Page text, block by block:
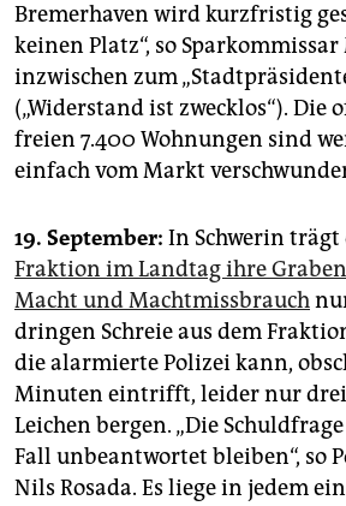
Bremerhaven wird kurzfristig
keinen Platz“, so
inzwischen zum
(„Widerstand ist zwecklos“). Die
freien 7.400 Wohnungen sind
einfach vom Markt
19. September: In Schwerin trägt
Fraktion im Landtag ihre
Macht und Machtmissbrauch
dringen Schreie aus dem
die alarmierte Polizei kann,
Minuten eintrifft, leider nur
Leichen bergen. „Die
Fall unbeantwortet bleiben“, so
Nils Rosada. Es liege in jedem